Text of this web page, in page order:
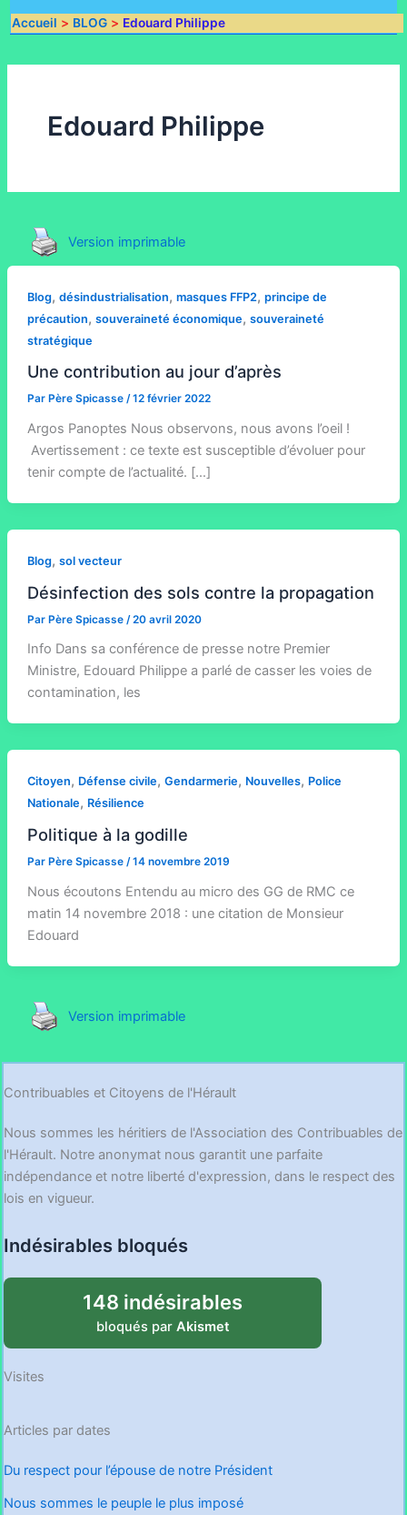
Accueil BLOG Edouard Philippe
Edouard Philippe
Version imprimable
Blog, désindustrialisation, masques FFP2, principe de
précaution, souveraineté économique, souveraineté
stratégique
Une contribution au jour d’après
Par Père Spicasse /12 février 2022
Argos Panoptes Nous observons, nous avons l’oeil !
Avertissement : ce texte est susceptible d’évoluer pour
tenir compte de l’actualité. […]
Blog, sol vecteur
Désinfection des sols contre la propagation
Par Père Spicasse /20 avril 2020
Info Dans sa conférence de presse notre Premier
Ministre, Edouard Philippe a parlé de casser les voies de
contamination, les
Citoyen, Défense civile, Gendarmerie, Nouvelles, Police
Nationale, Résilience
Politique à la godille
Par Père Spicasse /14 novembre 2019
Nous écoutons Entendu au micro des GG de RMC ce
matin 14 novembre 2018 : une citation de Monsieur
Edouard
Version imprimable
Contribuables et Citoyens de l'Hérault
Nous sommes les héritiers de l'Association des Contribuables de
l'Hérault. Notre anonymat nous garantit une parfaite
indépendance et notre liberté d'expression, dans le respect des
lois en vigueur.
Indésirables bloqués
148 indésirables
bloqués par Akismet
Visites
Articles par dates
Du respect pour l’épouse de notre Président
Nous sommes le peuple le plus imposé